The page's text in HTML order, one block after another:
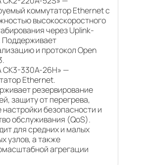
коммутатор Ethernet с
высокоскоростного
через Uplink-
Поддерживает
и протокол Open
СК3-330А-26H» —
Ethernet.
резервирование
защиту от перегрева,
настройки безопасности и
обслуживания (QoS).
для средних и малых
узлов, а также
агрегации